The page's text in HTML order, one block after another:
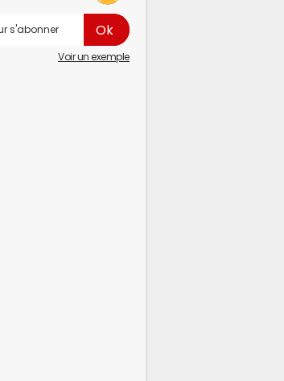
Voir un exemple